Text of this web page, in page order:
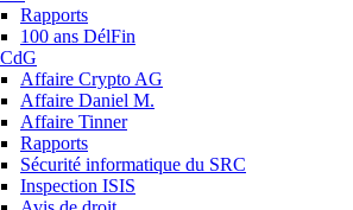
Rapports
100 ans DélFin
Affaire Crypto AG
Affaire Daniel M.
Affaire Tinner
Rapports
Sécurité informatique du SRC
Inspection ISIS